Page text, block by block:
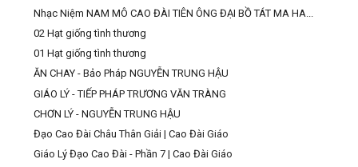
Nhạc Niệm NAM MÔ CAO ĐÀI TIÊN ÔNG ĐẠI BỒ TÁT MA HA...
02 Hạt giống tình thương
01 Hạt giống tình thương
ĂN CHAY - Bảo Pháp NGUYỄN TRUNG HẬU
GIÁO LÝ - TIẾP PHÁP TRƯƠNG VĂN TRÀNG
CHƠN LÝ - NGUYỄN TRUNG HẬU
Đạo Cao Đài Châu Thân Giải | Cao Đài Giáo
Giáo Lý Đạo Cao Đài - Phần 7 | Cao Đài Giáo